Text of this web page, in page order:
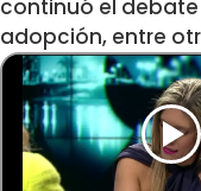
continuó el
adopción, entre